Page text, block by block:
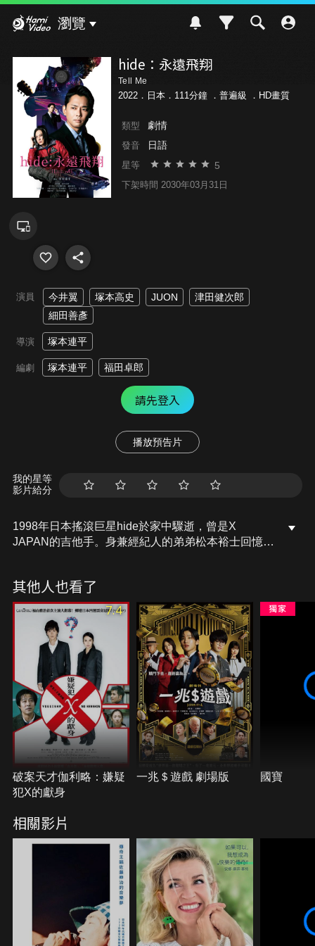
瀏覽
hide：永遠飛翔
Tell Me
2022．日本．111分鐘 ． 普遍級 ．HD畫質
類型 劇情
發音 日語
星等 5
下架時間 2030年03月31日
演員 今井翼 塚本高史 JUON
津田健次郎
細田善彥
導演 塚本連平
編劇 塚本連平 福田卓郎
請先登入
播放預告片
我的星等
影片給分
1998年日本搖滾巨星hide於家中驟逝，曾是X
JAPAN的吉他手。身兼經紀人的弟弟松本裕士回憶從
共同製作人I.N.A.合作，在hide不在的情況下，一同
克服許多困難，延續哥哥的遺願。
其他人也看了
7.4
破案天才伽利略：嫌疑
犯X的獻身
一兆＄遊戲 劇場版 國寶
相關影片